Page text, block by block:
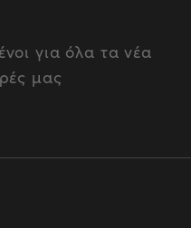
για όλα τα νέα
μας